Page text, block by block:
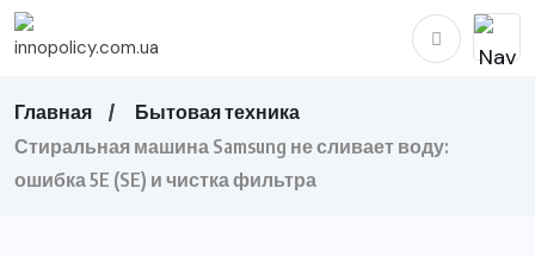
Главная
Бытовая техника
Стиральная машина Samsung не сливает воду:
ошибка 5E (SE) и чистка фильтра